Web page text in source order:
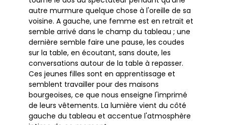
autre murmure quelque chose à l'oreille de sa
voisine. A gauche, une femme est en retrait et
semble arrivé dans le champ du tableau ; une
dernière semble faire une pause, les coudes
sur la table, en écoutant, sans doute, les
conversations autour de la table à repasser.
Ces jeunes filles sont en apprentissage et
semblent travailler pour des maisons
bourgeoises, ce que nous enseigne l'imprimé
de leurs vêtements. La lumière vient du côté
gauche du tableau et accentue l'atmosphère